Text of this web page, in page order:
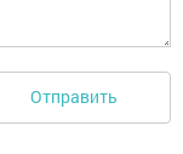
Отправить